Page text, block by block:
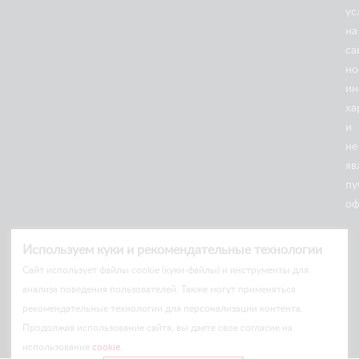
на
и
не
Используем куки и рекомендательные технологии
Cайт использует файлы cookie (куки-файлы) и инструменты для
анализа поведения пользователей. Также могут применяться
рекомендательные технологии для персонализации контента.
Продолжая использование сайта, вы даете свое согласие на
использование cookie